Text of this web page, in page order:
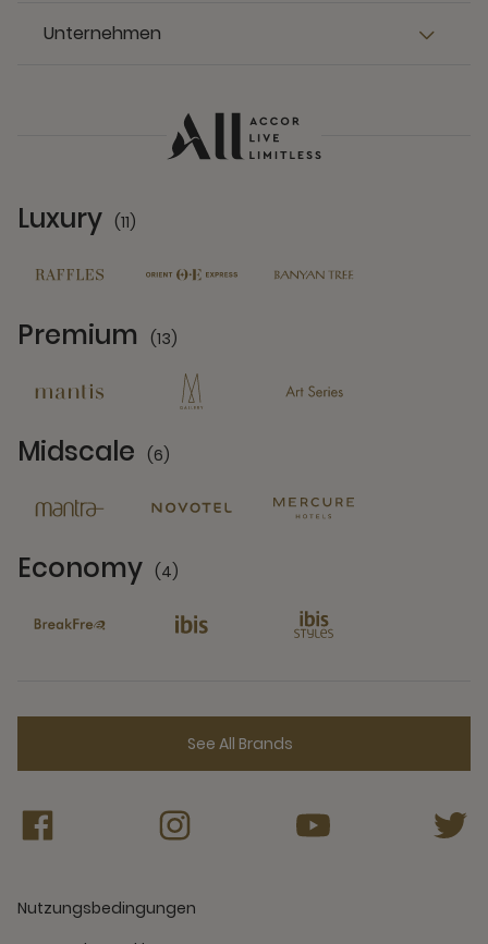
Unternehmen
Luxury (11)
Premium (13)
Midscale (6)
Economy (4)
See All Brands
Nutzungsbedingungen